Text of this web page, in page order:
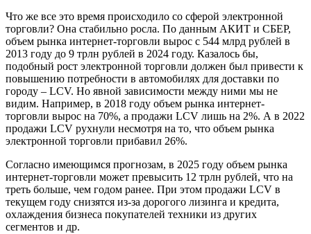
Что же все это время происходило со сферой электронной
торговли? Она стабильно росла. По данным АКИТ и СБЕР,
объем рынка интернет-торговли вырос с 544 млрд рублей в
2013 году до 9 трлн рублей в 2024 году. Казалось бы,
подобный рост электронной торговли должен был привести к
повышению потребности в автомобилях для доставки по
городу – LCV. Но явной зависимости между ними мы не
видим. Например, в 2018 году объем рынка интернет-
торговли вырос на 70%, а продажи LCV лишь на 2%. А в 2022
продажи LCV рухнули несмотря на то, что объем рынка
электронной торговли прибавил 26%.
Согласно имеющимся прогнозам, в 2025 году объем рынка
интернет-торговли может превысить 12 трлн рублей, что на
треть больше, чем годом ранее. При этом продажи LCV в
текущем году снизятся из-за дорогого лизинга и кредита,
охлаждения бизнеса покупателей техники из других
сегментов и др.